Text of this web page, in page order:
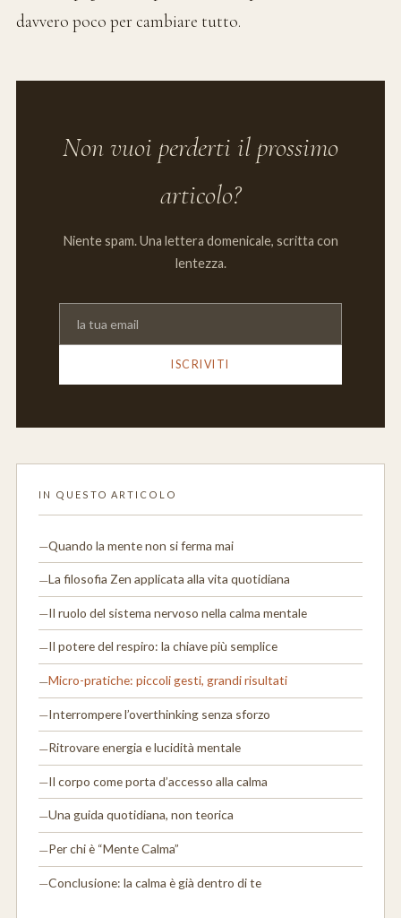
davvero poco per cambiare tutto.
Non vuoi perderti il prossimo
articolo?
Niente spam. Una lettera domenicale, scritta con
lentezza.
ISCRIVITI
IN QUESTO ARTICOLO
Quando la mente non si ferma mai
La filosofia Zen applicata alla vita quotidiana
Il ruolo del sistema nervoso nella calma mentale
Il potere del respiro: la chiave più semplice
Micro-pratiche: piccoli gesti, grandi risultati
Interrompere l’overthinking senza sforzo
Ritrovare energia e lucidità mentale
Il corpo come porta d’accesso alla calma
Una guida quotidiana, non teorica
Per chi è “Mente Calma”
Conclusione: la calma è già dentro di te